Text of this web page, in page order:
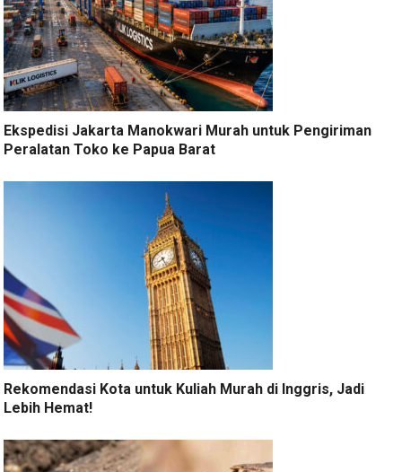
Ekspedisi Jakarta Manokwari Murah untuk Pengiriman
Peralatan Toko ke Papua Barat
Rekomendasi Kota untuk Kuliah Murah di Inggris, Jadi
Lebih Hemat!